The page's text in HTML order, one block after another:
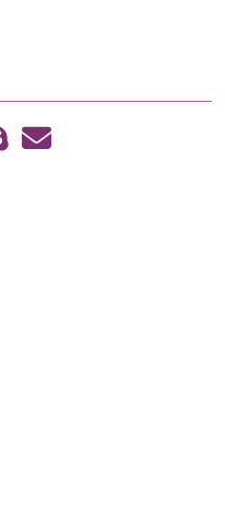
teilen
teilenteilen
WhatsApp
Auf Skype
Per E-Mail